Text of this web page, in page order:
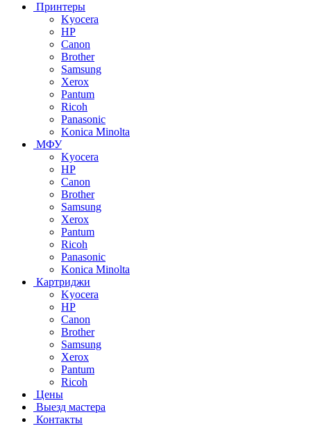
Принтеры
Kyocera
HP
Canon
Brother
Samsung
Xerox
Pantum
Ricoh
Panasonic
Konica Minolta
МФУ
Kyocera
HP
Canon
Brother
Samsung
Xerox
Pantum
Ricoh
Panasonic
Konica Minolta
Картриджи
Kyocera
HP
Canon
Brother
Samsung
Xerox
Pantum
Ricoh
Цены
Выезд мастера
Контакты